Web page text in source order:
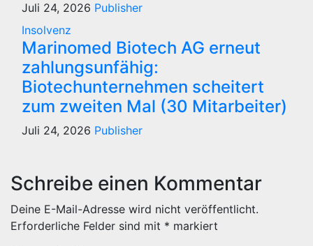
Juli 24, 2026 Publisher
Insolvenz
Marinomed Biotech AG erneut
zahlungsunfähig:
Biotechunternehmen scheitert
zum zweiten Mal (30 Mitarbeiter)
Juli 24, 2026 Publisher
Schreibe einen Kommentar
Deine E-Mail-Adresse wird nicht veröffentlicht.
Erforderliche Felder sind mit * markiert